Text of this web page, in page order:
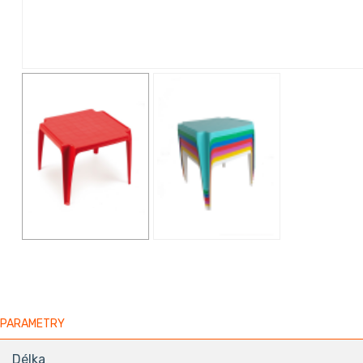
PARAMETRY
Délka